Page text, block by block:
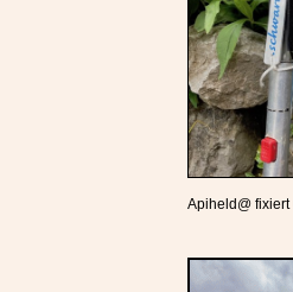
Apiheld@